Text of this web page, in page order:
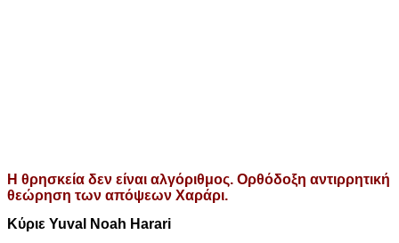
Η θρησκεία δεν είναι αλγόριθμος. Ορθόδοξη αντιρρητική
θεώρηση των απόψεων Χαράρι.
Κύριε Yuval Noah Harari